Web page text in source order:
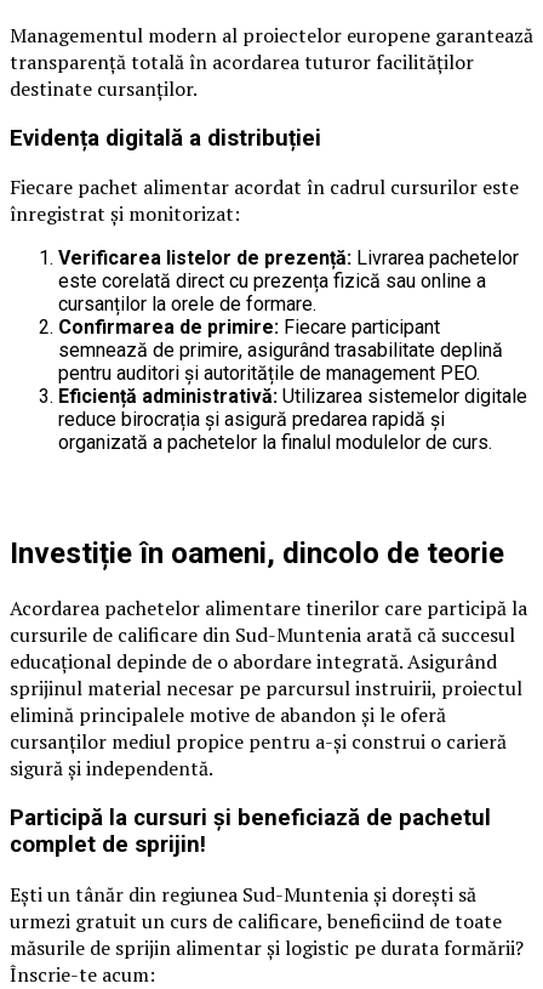
Managementul modern al proiectelor europene garantează
transparență totală în acordarea tuturor facilităților
destinate cursanților.
Evidența digitală a distribuției
Fiecare pachet alimentar acordat în cadrul cursurilor este
înregistrat și monitorizat:
Verificarea listelor de prezență: Livrarea pachetelor
este corelată direct cu prezența fizică sau online a
cursanților la orele de formare.
Confirmarea de primire: Fiecare participant
semnează de primire, asigurând trasabilitate deplină
pentru auditori și autoritățile de management PEO.
Eficiență administrativă: Utilizarea sistemelor digitale
reduce birocrația și asigură predarea rapidă și
organizată a pachetelor la finalul modulelor de curs.
Investiție în oameni, dincolo de teorie
Acordarea pachetelor alimentare tinerilor care participă la
cursurile de calificare din Sud-Muntenia arată că succesul
educațional depinde de o abordare integrată. Asigurând
sprijinul material necesar pe parcursul instruirii, proiectul
elimină principalele motive de abandon și le oferă
cursanților mediul propice pentru a-și construi o carieră
sigură și independentă.
Participă la cursuri și beneficiază de pachetul
complet de sprijin!
Ești un tânăr din regiunea Sud-Muntenia și dorești să
urmezi gratuit un curs de calificare, beneficiind de toate
măsurile de sprijin alimentar și logistic pe durata formării?
Înscrie-te acum: